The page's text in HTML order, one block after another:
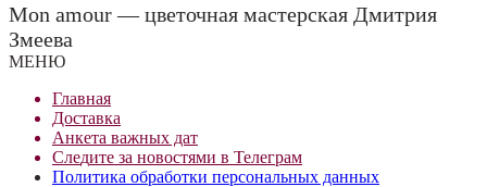
Mon amour — цветочная мастерская Дмитрия
Змеева
МЕНЮ
Главная
Доставка
Анкета важных дат
Следите за новостями в Телеграм
Политика обработки персональных данных